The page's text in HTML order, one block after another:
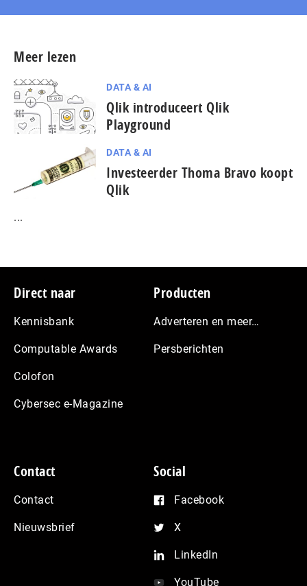
Meer lezen
DATA & AI
Qlik introduceert Qlik
Playground
DATA & AI
Investeerder Thoma Bravo koopt
Qlik
...
Footer
Direct naar
Kennisbank
Computable Awards
Colofon
Cybersec e-Magazine
Producten
Adverteren en meer…
Persberichten
Contact
Contact
Nieuwsbrief
Social
Facebook
X
LinkedIn
YouTube